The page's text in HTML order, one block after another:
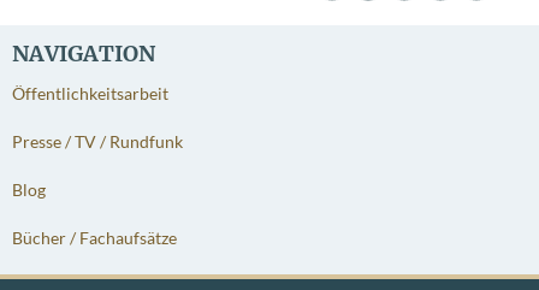
NAVIGATION
Öffentlichkeitsarbeit
Presse / TV / Rundfunk
Blog
Bücher / Fachaufsätze